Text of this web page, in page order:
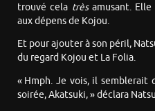
trouvé cela trèsamusant. Elle
aux dépens de Kojou.
Et pour ajouter à son péril,
du regard Kojou et La Folia.
« Hmph. Je vois, il semblerait
soirée, Akatsuki, » déclara